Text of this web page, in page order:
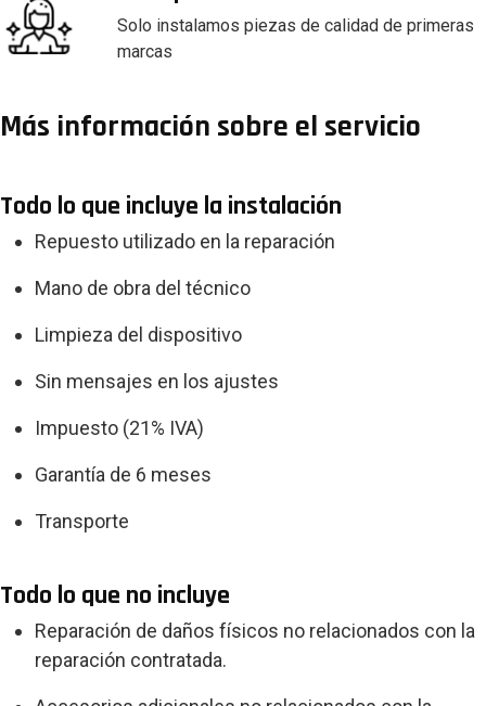
Solo instalamos piezas de calidad de primeras
marcas
Más información sobre el servicio
Todo lo que incluye la instalación
Repuesto utilizado en la reparación
Mano de obra del técnico
Limpieza del dispositivo
Sin mensajes en los ajustes
Impuesto (21% IVA)
Garantía de 6 meses
Transporte
Todo lo que no incluye
Reparación de daños físicos no relacionados con la
reparación contratada.